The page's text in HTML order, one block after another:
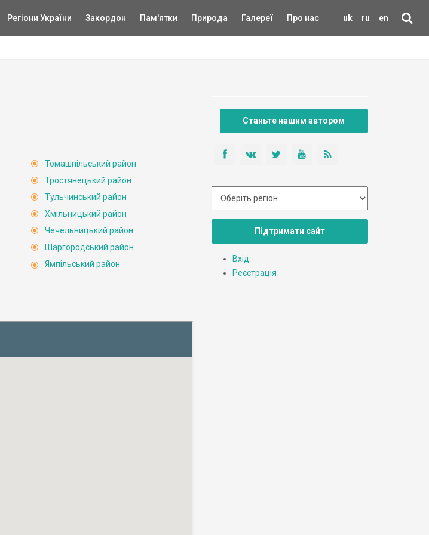
uk ru en
Регіони України Закордон Пам'ятки Природа Галереї Про нас
Томашпільський район
Тростянецький район
Тульчинський район
Хмільницький район
Чечельницький район
Шаргородський район
Ямпільський район
Станьте нашим автором
Підтримати сайт
Вхід
Реєстрація